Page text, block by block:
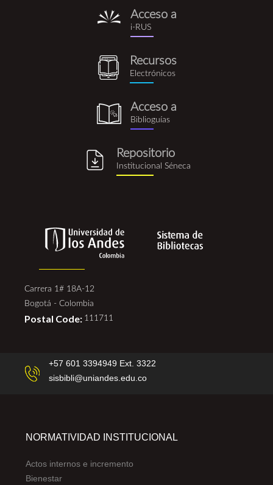
i-
rus.png
Acceso a
i-RUS
recursos_electronicos.png
Recursos
Electrónicos
biblioguia.png
Acceso a
Biblioguías
Repositorio
Institucional Séneca
Carrera 1# 18A-12
Bogotá - Colombia
Postal Code: 111711
+57 601 3394949 Ext. 3322
sisbibli@uniandes.edu.co
NORMATIVIDAD INSTITUCIONAL
Actos internos e incremento
Bienestar